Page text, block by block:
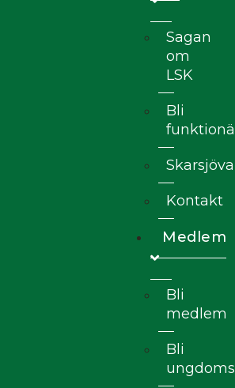
Sagan
om
LSK
Bli
Kontakt
Medlem
Bli
medlem
Bli